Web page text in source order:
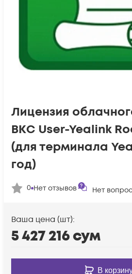
Лицензия
ВКС User-Yealink
(для терминала
год)
0 Нет отзывов Нет
Ваша цена (шт):
5 427 216сум
В